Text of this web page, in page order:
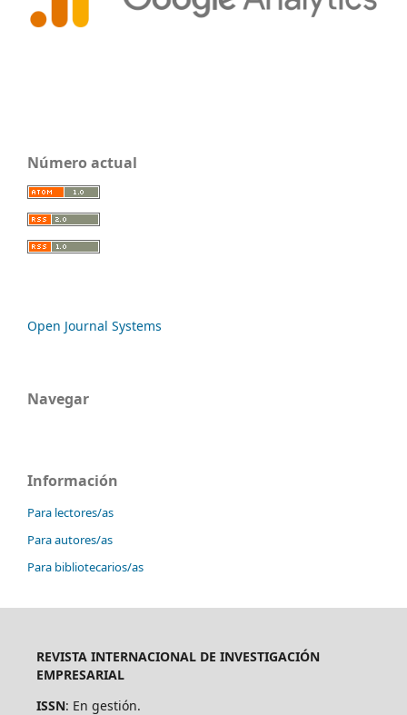
Número actual
Open Journal Systems
Navegar
Información
Para lectores/as
Para autores/as
Para bibliotecarios/as
REVISTA INTERNACIONAL DE INVESTIGACIÓN
EMPRESARIAL
ISSN: En gestión.